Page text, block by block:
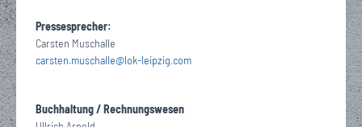
Pressesprecher:
Carsten Muschalle
carsten.muschalle@lok-leipzig·com
Buchhaltung / Rechnungswesen